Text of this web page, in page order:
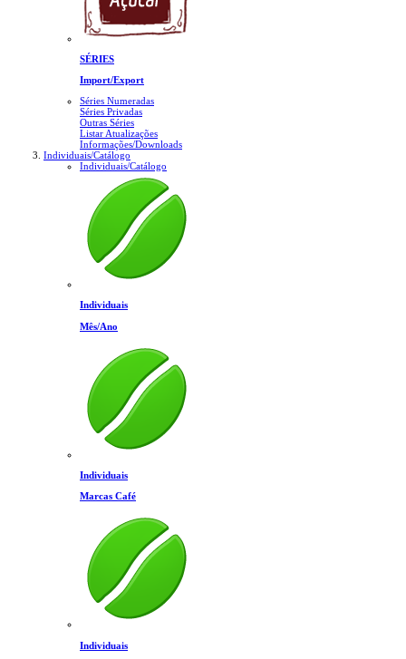
SÉRIES
Import/Export
Séries Numeradas
Séries Privadas
Outras Séries
Listar Atualizações
Informações/Downloads
Individuais/Catálogo
Individuais/Catálogo
Individuais
Mês/Ano
Individuais
Marcas Café
Individuais